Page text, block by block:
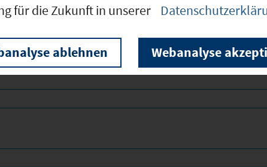
2024 390
für die Zukunft in unserer
ablehnen Webanalyse